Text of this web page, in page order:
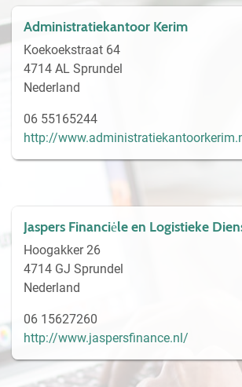
Administratiekantoor Kerim
Koekoekstraat 64
4714 AL Sprundel
Nederland
06 55165244
http://
Jaspers Financiėle en Logistieke
Hoogakker 26
4714 GJ Sprundel
Nederland
06 15627260
http://www.jaspersfinance.nl/